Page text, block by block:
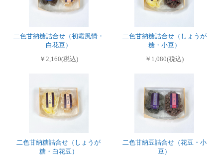
二色甘納糖詰合せ（初霜風情・
白花豆）
￥2,160(税込)
二色甘納糖詰合せ（しょうが
糖・小豆）
￥1,080(税込)
二色甘納糖詰合せ（しょうが
糖・白花豆）
二色甘納豆詰合せ（花豆・小
豆）